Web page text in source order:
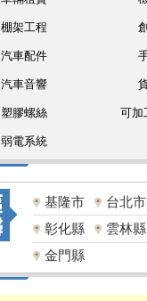
棚架工程
汽車配件
汽車音響
塑膠螺絲 可加
弱電系統
基隆市
台北市
彰化縣
雲林縣
金門縣